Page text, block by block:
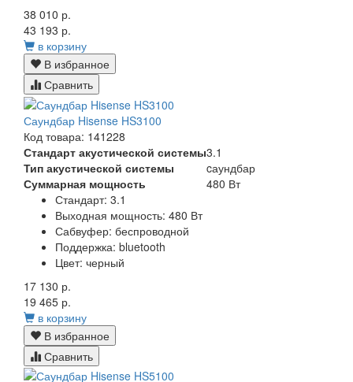
38 010 р.
43 193 р.
в корзину
В избранное
Сравнить
Саундбар Hisense HS3100
Код товара: 141228
Стандарт акустической системы3.1
Тип акустической системы
cаундбар
Суммарная мощность
480 Вт
Стандарт: 3.1
Выходная мощность: 480 Вт
Сабвуфер: беспроводной
Поддержка: bluetooth
Цвет: черный
17 130 р.
19 465 р.
в корзину
В избранное
Сравнить